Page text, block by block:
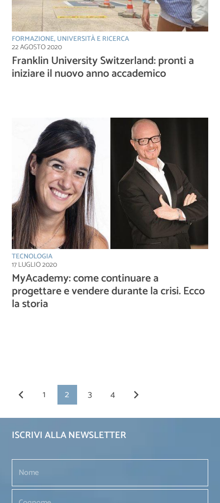
FORMAZIONE, UNIVERSITÀ E RICERCA
22 AGOSTO 2020
Franklin University Switzerland: pronti a
iniziare il nuovo anno accademico
TECNOLOGIA
17 LUGLIO 2020
MyAcademy: come continuare a
progettare e vendere durante la crisi. Ecco
la storia
1 2 3 4
ISCRIVI ALLA NEWSLETTER